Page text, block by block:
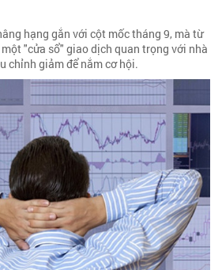
hạng gắn với cột mốc tháng 9, mà từ
"cửa sổ" giao dịch quan trọng với nhà
chỉnh giảm để nắm cơ hội.